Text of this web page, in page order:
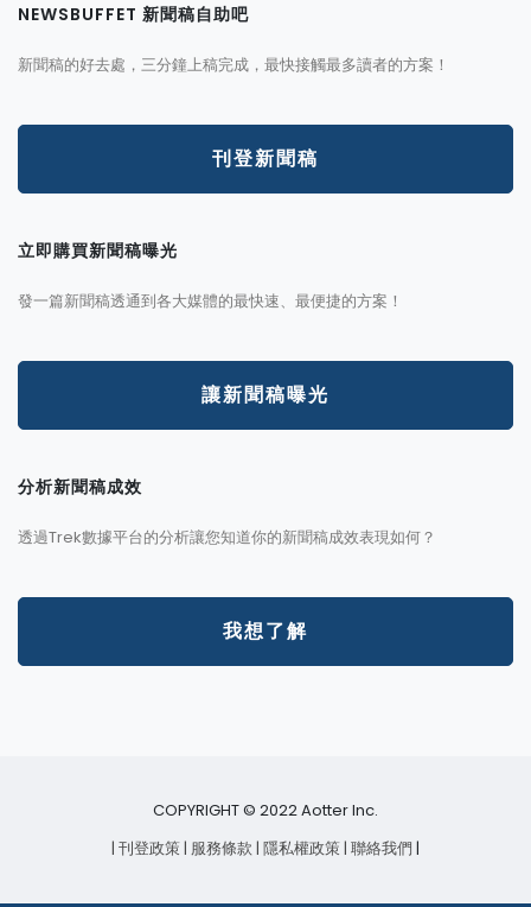
NEWSBUFFET 新聞稿自助吧
新聞稿的好去處，三分鐘上稿完成，最快接觸最多讀者的方案！
刊登新聞稿
立即購買新聞稿曝光
發一篇新聞稿透通到各大媒體的最快速、最便捷的方案！
讓新聞稿曝光
分析新聞稿成效
透過Trek數據平台的分析讓您知道你的新聞稿成效表現如何？
我想了解
COPYRIGHT © 2022 Aotter Inc.
| 刊登政策| 服務條款 | 隱私權政策| 聯絡我們 |